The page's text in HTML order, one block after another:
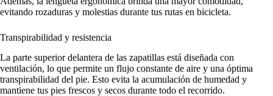
evitando rozaduras y molestias durante tus rutas en bicicleta.
Transpirabilidad y resistencia
La parte superior delantera de las zapatillas está diseñada con
ventilación, lo que permite un flujo constante de aire y una óptima
transpirabilidad del pie. Esto evita la acumulación de humedad y
mantiene tus pies frescos y secos durante todo el recorrido.